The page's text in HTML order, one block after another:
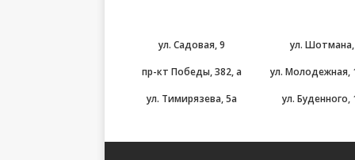
ул. Садовая, 9 ул.
пр-кт Победы, 382, а
ул. Молодежная,
ул. Тимирязева, 5а
ул. Буденного,